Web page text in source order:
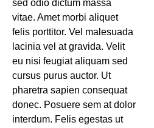
sed odio dictum massa
vitae. Amet morbi aliquet
felis porttitor. Vel malesuada
lacinia vel at gravida. Velit
eu nisi feugiat aliquam sed
cursus purus auctor. Ut
pharetra sapien consequat
donec. Posuere sem at dolor
interdum. Felis egestas ut